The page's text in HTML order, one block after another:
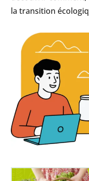
la transition